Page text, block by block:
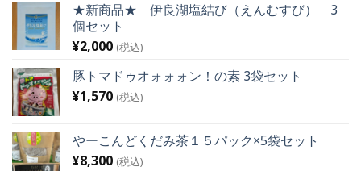
★新商品★ 伊良湖塩結び（えんむすび） 3
個セット
¥2,000 (税込)
豚トマドゥオォォォン！の素 3袋セット
¥1,570 (税込)
やーこんどくだみ茶１５パック×5袋セット
¥8,300 (税込)